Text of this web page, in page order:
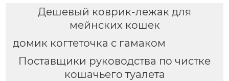
Дешевый коврик-лежак для
мейнских кошек
домик когтеточка с гамаком
Поставщики руководства по чистке
кошачьего туалета